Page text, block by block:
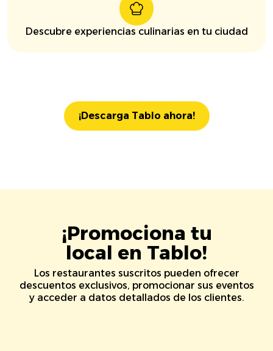
Descubre experiencias culinarias en tu ciudad
¡Descarga Tablo ahora!
¡Promociona tu
local en Tablo!
Los restaurantes suscritos pueden ofrecer
descuentos exclusivos, promocionar sus eventos
y acceder a datos detallados de los clientes.